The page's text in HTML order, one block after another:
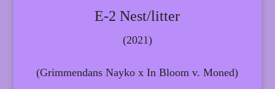
E-2 Nest/litter
(2021)
(Grimmendans Nayko x In Bloom v. Moned)